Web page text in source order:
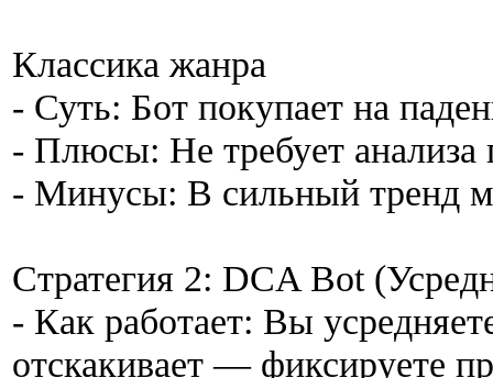
Классика жанра
- Суть: Бот покупает на
- Плюсы: Не требует анализа
- Минусы: В сильный тренд
Стратегия 2: DCA Bot
- Как работает: Вы
отскакивает — фиксируете